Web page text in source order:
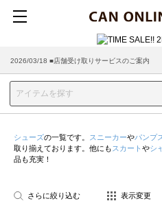
2026/03/18 ■店舗受け取りサービスのご案内
シューズの一覧です。 スニーカーやパンプ
取り揃えております。他にも スカート やシ
品も充実！
さらに絞り込む 表示変更